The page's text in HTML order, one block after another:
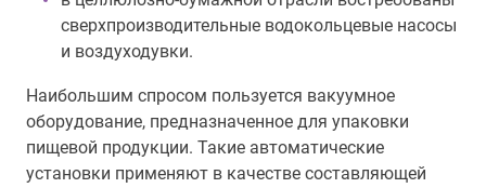
сверхпроизводительные водокольцевые насосы
и воздуходувки.
Наибольшим спросом пользуется вакуумное
оборудование, предназначенное для упаковки
пищевой продукции. Такие автоматические
установки применяют в качестве составляющей